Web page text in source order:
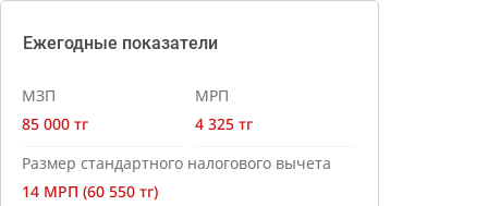
Ежегодные показатели
МЗП
85 000 тг
МРП
4 325 тг
Размер стандартного налогового вычета
14 МРП (60 550 тг)